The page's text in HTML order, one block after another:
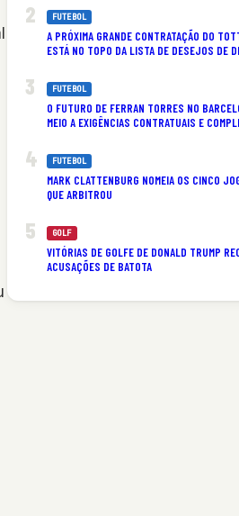
FUTEBOL
A PRÓXIMA GRANDE CONTRATAÇÃO DO
ESTÁ NO TOPO DA LISTA DE DESEJOS DE
FUTEBOL
O FUTURO DE FERRAN TORRES NO
MEIO A EXIGÊNCIAS CONTRATUAIS E
FUTEBOL
MARK CLATTENBURG NOMEIA OS CINCO
QUE ARBITROU
GOLF
VITÓRIAS DE GOLFE DE DONALD TRUMP
ACUSAÇÕES DE BATOTA